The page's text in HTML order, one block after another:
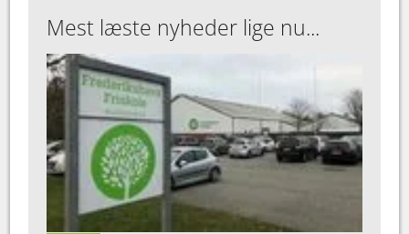
Mest læste nyheder lige nu...